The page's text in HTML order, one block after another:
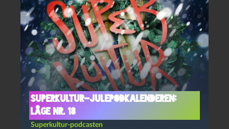
Superkultur-julepodkalenderen:
Låge nr. 18
Superkultur-podcasten